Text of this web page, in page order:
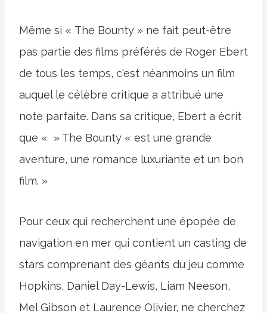
Même si « The Bounty » ne fait peut-être
pas partie des films préférés de Roger Ebert
de tous les temps, c'est néanmoins un film
auquel le célèbre critique a attribué une
note parfaite. Dans sa critique, Ebert a écrit
que « » The Bounty « est une grande
aventure, une romance luxuriante et un bon
film. »
Pour ceux qui recherchent une épopée de
navigation en mer qui contient un casting de
stars comprenant des géants du jeu comme
Hopkins, Daniel Day-Lewis, Liam Neeson,
Mel Gibson et Laurence Olivier, ne cherchez